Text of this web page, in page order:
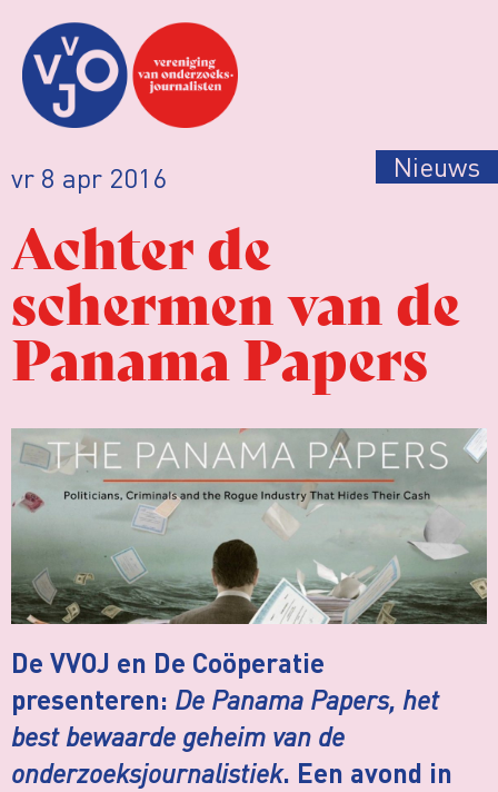
vr 8 apr 2016 Nieuws
Achter de
schermen van de
Panama Papers
De VVOJ en De Coöperatie
presenteren: De Panama Papers, het
best bewaarde geheim van de
onderzoeksjournalistiek. Een avond in